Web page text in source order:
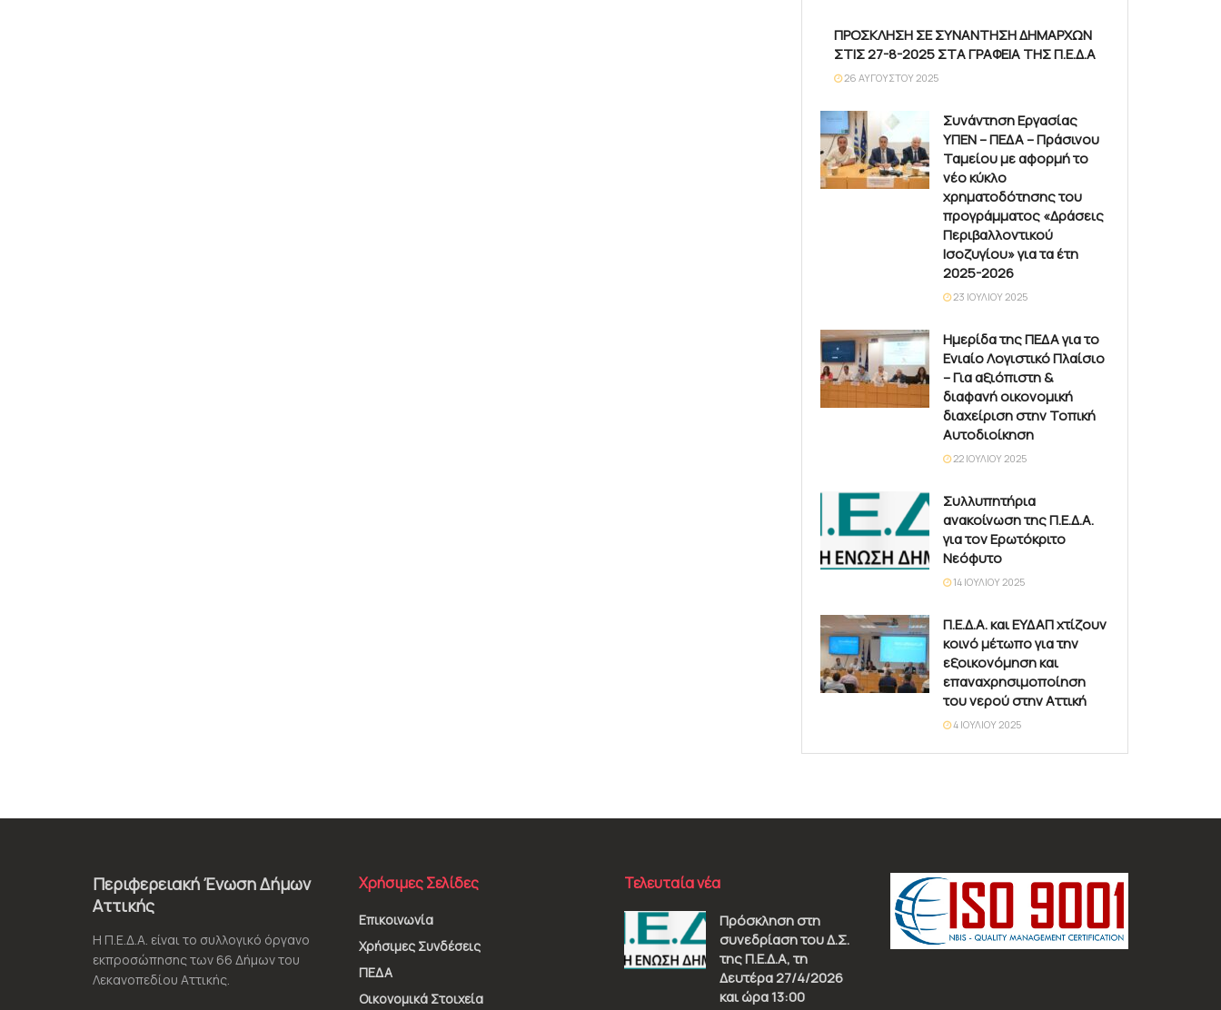
ΠΡΟΣΚΛΗΣΗ ΣΕ ΣΥΝΑΝΤΗΣΗ ΔΗΜΑΡΧΩΝ
ΣΤΙΣ 27-8-2025 ΣΤΑ ΓΡΑΦΕΙΑ ΤΗΣ Π.Ε.Δ.Α
26 ΑΥΓΟΎΣΤΟΥ 2025
Συνάντηση Εργασίας
ΥΠΕΝ – ΠΕΔΑ – Πράσινου
Ταμείου με αφορμή το
νέο κύκλο
χρηματοδότησης του
προγράμματος «Δράσεις
Περιβαλλοντικού
Ισοζυγίου» για τα έτη
2025-2026
23 ΙΟΥΛΊΟΥ 2025
Ημερίδα της ΠΕΔΑ για το
Ενιαίο Λογιστικό Πλαίσιο
– Για αξιόπιστη &
διαφανή οικονομική
διαχείριση στην Τοπική
Αυτοδιοίκηση
22 ΙΟΥΛΊΟΥ 2025
Συλλυπητήρια
ανακοίνωση της Π.Ε.Δ.Α.
για τον Ερωτόκριτο
Νεόφυτο
14 ΙΟΥΛΊΟΥ 2025
Π.Ε.Δ.Α. και ΕΥΔΑΠ χτίζουν
κοινό μέτωπο για την
εξοικονόμηση και
επαναχρησιμοποίηση
του νερού στην Αττική
4 ΙΟΥΛΊΟΥ 2025
Περιφερειακή Ένωση Δήμων
Αττικής
Η Π.Ε.Δ.Α. είναι το συλλογικό όργανο
εκπροσώπησης των 66 Δήμων του
Λεκανοπεδίου Αττικής.
Χρήσιμες Σελίδες
Επικοινωνία
Χρήσιμες Συνδέσεις
ΠΕΔΑ
Οικονομικά Στοιχεία
Τελευταία νέα
Πρόσκληση στη
συνεδρίαση του Δ.Σ.
της Π.Ε.Δ.Α, τη
Δευτέρα 27/4/2026
και ώρα 13:00